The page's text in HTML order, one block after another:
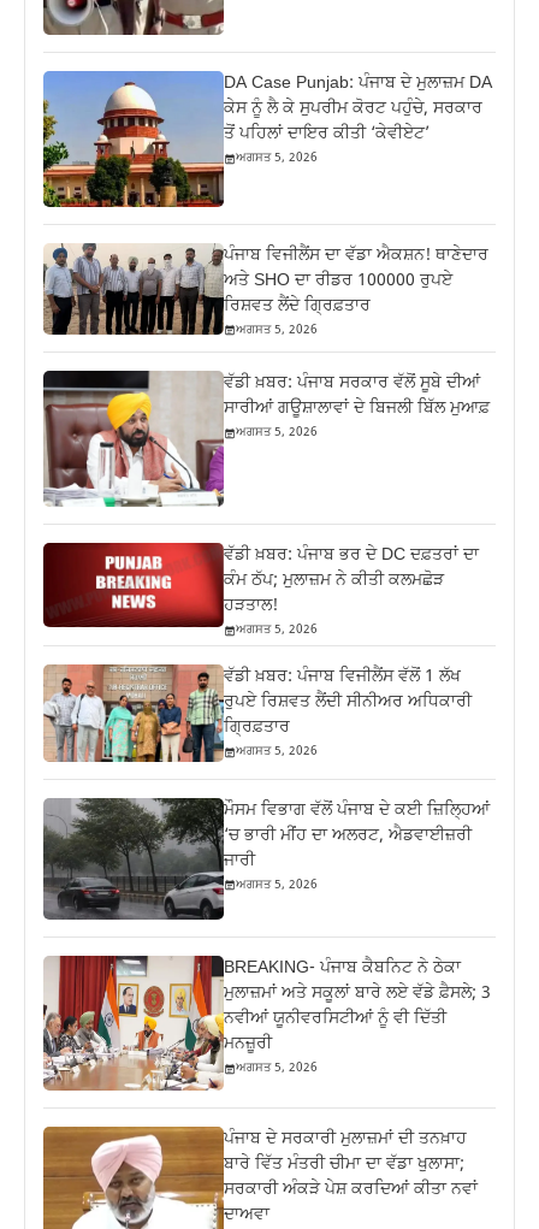
DA Case Punjab: ਪੰਜਾਬ ਦੇ ਮੁਲਾਜ਼ਮ DA
ਕੇਸ ਨੂੰ ਲੈ ਕੇ ਸੁਪਰੀਮ ਕੋਰਟ ਪਹੁੰਚੇ, ਸਰਕਾਰ
ਤੋਂ ਪਹਿਲਾਂ ਦਾਇਰ ਕੀਤੀ ‘ਕੇਵੀਏਟ’
ਅਗਸਤ 5, 2026
ਪੰਜਾਬ ਵਿਜੀਲੈਂਸ ਦਾ ਵੱਡਾ ਐਕਸ਼ਨ! ਥਾਣੇਦਾਰ
ਅਤੇ SHO ਦਾ ਰੀਡਰ 100000 ਰੁਪਏ
ਰਿਸ਼ਵਤ ਲੈਂਦੇ ਗ੍ਰਿਫ਼ਤਾਰ
ਅਗਸਤ 5, 2026
ਵੱਡੀ ਖ਼ਬਰ: ਪੰਜਾਬ ਸਰਕਾਰ ਵੱਲੋਂ ਸੂਬੇ ਦੀਆਂ
ਸਾਰੀਆਂ ਗਊਸ਼ਾਲਾਵਾਂ ਦੇ ਬਿਜਲੀ ਬਿੱਲ ਮੁਆਫ਼
ਅਗਸਤ 5, 2026
ਵੱਡੀ ਖ਼ਬਰ: ਪੰਜਾਬ ਭਰ ਦੇ DC ਦਫ਼ਤਰਾਂ ਦਾ
ਕੰਮ ਠੱਪ; ਮੁਲਾਜ਼ਮ ਨੇ ਕੀਤੀ ਕਲਮਛੋੜ
ਹੜਤਾਲ!
ਅਗਸਤ 5, 2026
ਵੱਡੀ ਖ਼ਬਰ: ਪੰਜਾਬ ਵਿਜੀਲੈਂਸ ਵੱਲੋਂ 1 ਲੱਖ
ਰੁਪਏ ਰਿਸ਼ਵਤ ਲੈਂਦੀ ਸੀਨੀਅਰ ਅਧਿਕਾਰੀ
ਗ੍ਰਿਫ਼ਤਾਰ
ਅਗਸਤ 5, 2026
ਮੌਸਮ ਵਿਭਾਗ ਵੱਲੋਂ ਪੰਜਾਬ ਦੇ ਕਈ ਜ਼‍ਿਲ੍ਹਿਆਂ
‘ਚ ਭਾਰੀ ਮੀਂਹ ਦਾ ਅਲਰਟ, ਐਡਵਾਈਜ਼ਰੀ
ਜਾਰੀ
ਅਗਸਤ 5, 2026
BREAKING- ਪੰਜਾਬ ਕੈਬਨਿਟ ਨੇ ਠੇਕਾ
ਮੁਲਾਜ਼ਮਾਂ ਅਤੇ ਸਕੂਲਾਂ ਬਾਰੇ ਲਏ ਵੱਡੇ ਫ਼ੈਸਲੇ; 3
ਨਵੀਆਂ ਯੂਨੀਵਰਸਿਟੀਆਂ ਨੂੰ ਵੀ ਦਿੱਤੀ
ਮਨਜ਼ੂਰੀ
ਅਗਸਤ 5, 2026
ਪੰਜਾਬ ਦੇ ਸਰਕਾਰੀ ਮੁਲਾਜ਼ਮਾਂ ਦੀ ਤਨਖ਼ਾਹ
ਬਾਰੇ ਵਿੱਤ ਮੰਤਰੀ ਚੀਮਾ ਦਾ ਵੱਡਾ ਖੁਲਾਸਾ;
ਸਰਕਾਰੀ ਅੰਕੜੇ ਪੇਸ਼ ਕਰਦਿਆਂ ਕੀਤਾ ਨਵਾਂ
ਦਾਅਵਾ